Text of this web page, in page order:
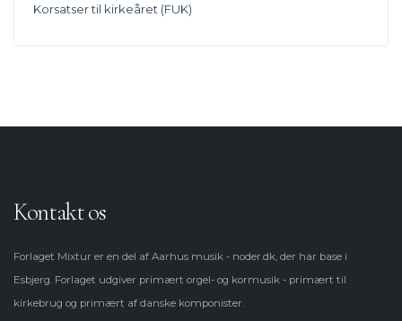
Korsatser til kirkeåret (FUK)
Kontakt os
Forlaget Mixtur er en del af Aarhus musik - noder.dk, der har base i
Esbjerg. Forlaget udgiver primært orgel- og kormusik - primært til
kirkebrug og primært af danske komponister.